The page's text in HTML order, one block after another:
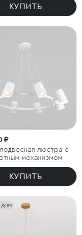
КУПИТЬ
₽
люстра с
механизмом
КУПИТЬ